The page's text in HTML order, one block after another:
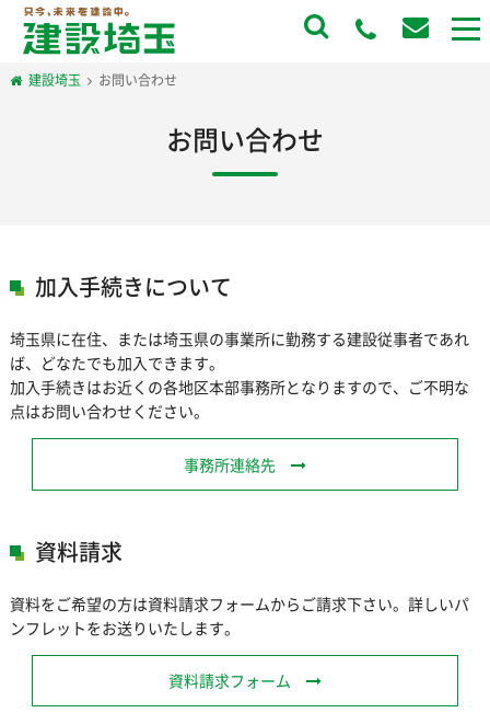
建設埼玉 お問い合わせ
お問い合わせ
加入手続きについて
埼玉県に在住、または埼玉県の事業所に勤務する建設従事者であれ
ば、どなたでも加入できます。
加入手続きはお近くの各地区本部事務所となりますので、ご不明な
点はお問い合わせください。
事務所連絡先
資料請求
資料をご希望の方は資料請求フォームからご請求下さい。詳しいパ
ンフレットをお送りいたします。
資料請求フォーム